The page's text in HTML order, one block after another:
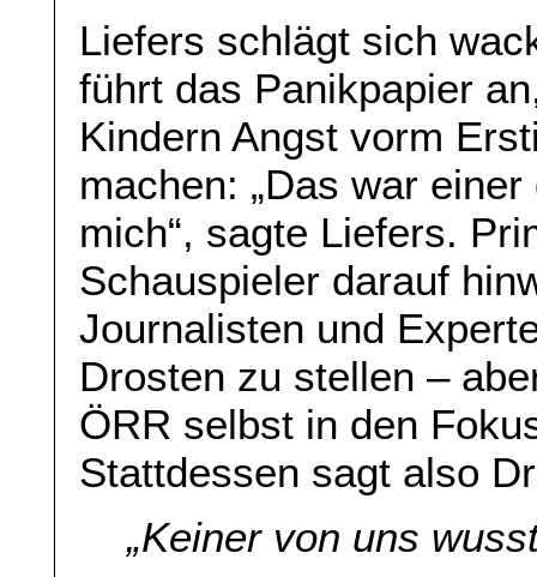
Liefers schlägt sich
führt das Panikpapier
Kindern Angst vorm
machen: „Das war
mich“, sagte Liefers.
Schauspieler darauf
Journalisten und
Drosten zu stellen –
ÖRR selbst in den
Stattdessen sagt also
„Keiner von uns